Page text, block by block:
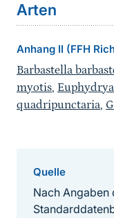
Arten
Anhang II (FFH
Barbastella
myotis,
quadripunctaria,
Quelle
Nach Angaben